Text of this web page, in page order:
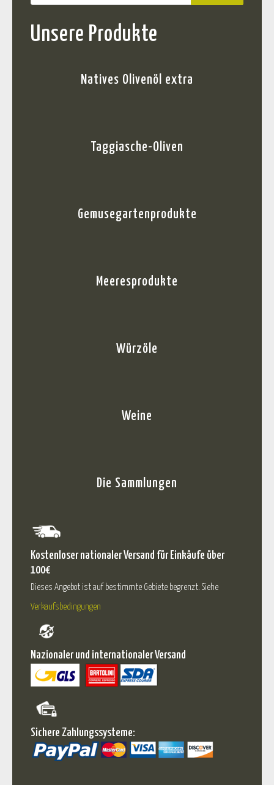
Unsere Produkte
Natives Olivenöl extra
Taggiasche-Oliven
Gemusegartenprodukte
Meeresprodukte
Würzöle
Weine
Die Sammlungen
Kostenloser nationaler Versand für Einkäufe über
100€
Dieses Angebot ist auf bestimmte Gebiete begrenzt. Siehe
Verkaufsbedingungen
Nazionaler und internationaler Versand
Sichere Zahlungssysteme: